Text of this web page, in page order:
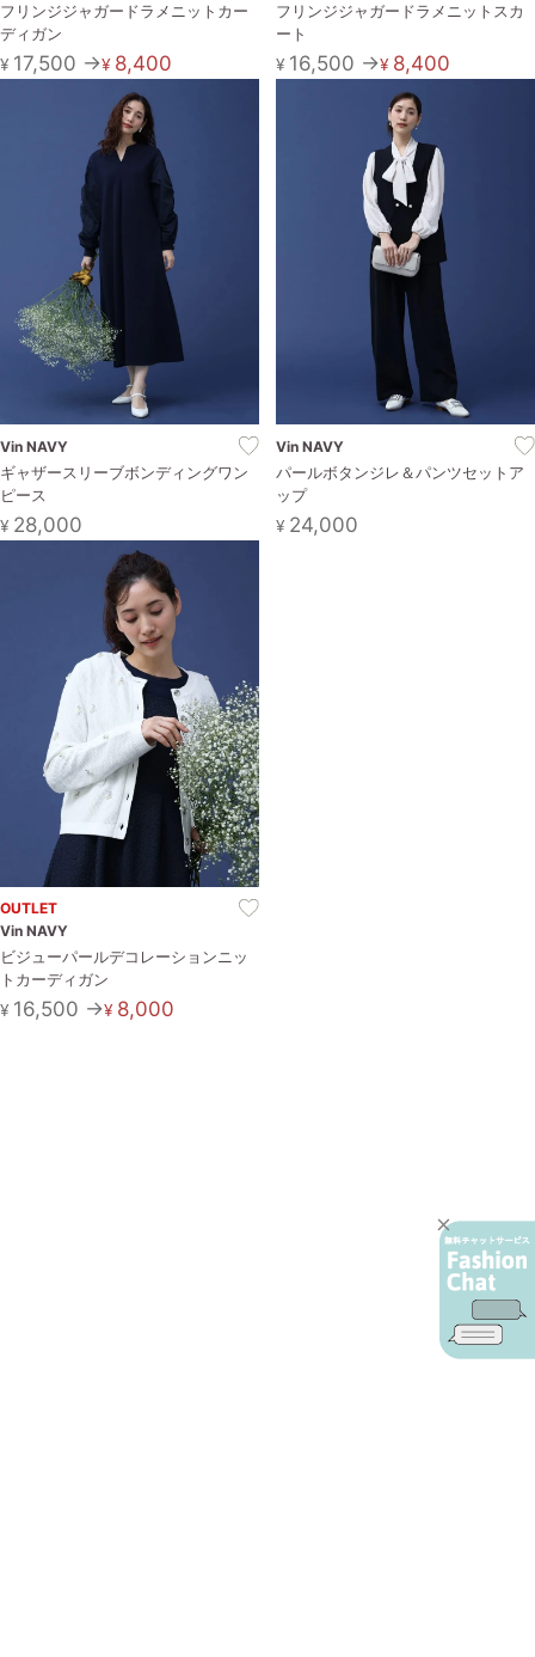
フリンジジャガードラメニットカー
ディガン
¥17,500 →¥8,400
フリンジジャガードラメニットスカ
ート
¥16,500 →¥8,400
Vin NAVY
ギャザースリーブボンディングワン
ピース
¥28,000
Vin NAVY
パールボタンジレ＆パンツセットア
ップ
¥24,000
OUTLET
Vin NAVY
ビジューパールデコレーションニッ
トカーディガン
¥16,500 →¥8,000